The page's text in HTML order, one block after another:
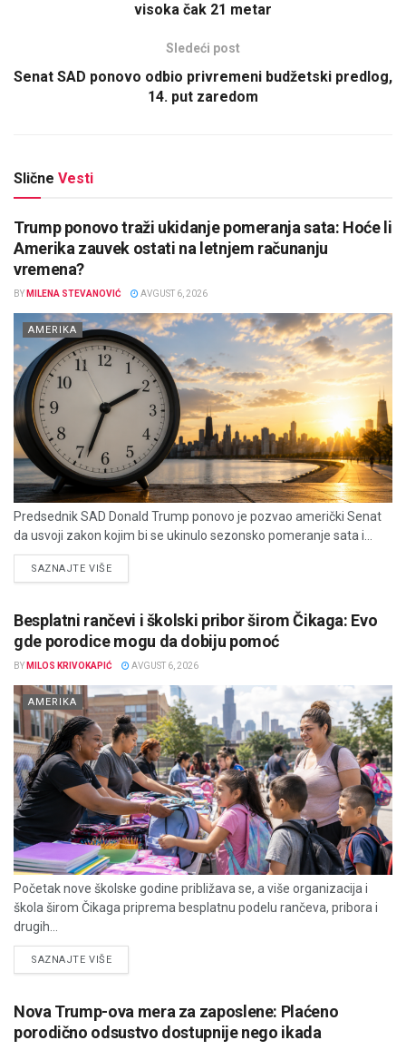
visoka čak 21 metar
Sledeći post
Senat SAD ponovo odbio privremeni budžetski predlog,
14. put zaredom
Slične Vesti
Trump ponovo traži ukidanje pomeranja sata: Hoće li
Amerika zauvek ostati na letnjem računanju
vremena?
BY MILENA STEVANOVIĆ AVGUST 6, 2026
AMERIKA
Predsednik SAD Donald Trump ponovo je pozvao američki Senat
da usvoji zakon kojim bi se ukinulo sezonsko pomeranje sata i...
SAZNAJTE VIŠEDETAILS
Besplatni rančevi i školski pribor širom Čikaga: Evo
gde porodice mogu da dobiju pomoć
BY MILOS KRIVOKAPIĆ AVGUST 6, 2026
AMERIKA
Početak nove školske godine približava se, a više organizacija i
škola širom Čikaga priprema besplatnu podelu rančeva, pribora i
drugih...
SAZNAJTE VIŠEDETAILS
Nova Trump-ova mera za zaposlene: Plaćeno
porodično odsustvo dostupnije nego ikada